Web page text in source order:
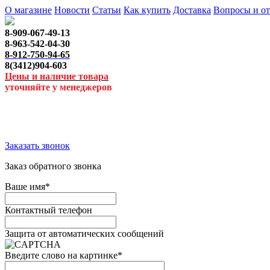
О магазине Новости Статьи Как купить Доставка Вопросы и
8-909-067-49-13
8-963-542-04-30
8-912-750-94-65
8(3412)904-603
Цены и наличие товара
уточняйте у менеджеров
Заказать звонок
Заказ обратного звонка
Ваше имя*
Контактный телефон
Защита от автоматических сообщений
Введите слово на картинке*